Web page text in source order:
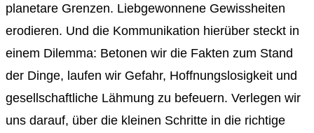
planetare Grenzen. Liebgewonnene Gewissheiten
erodieren. Und die Kommunikation hierüber steckt in
einem Dilemma: Betonen wir die Fakten zum Stand
der Dinge, laufen wir Gefahr, Hoffnungslosigkeit und
gesellschaftliche Lähmung zu befeuern. Verlegen wir
uns darauf, über die kleinen Schritte in die richtige